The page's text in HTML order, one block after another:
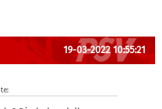
19-03-2022 10:55:21